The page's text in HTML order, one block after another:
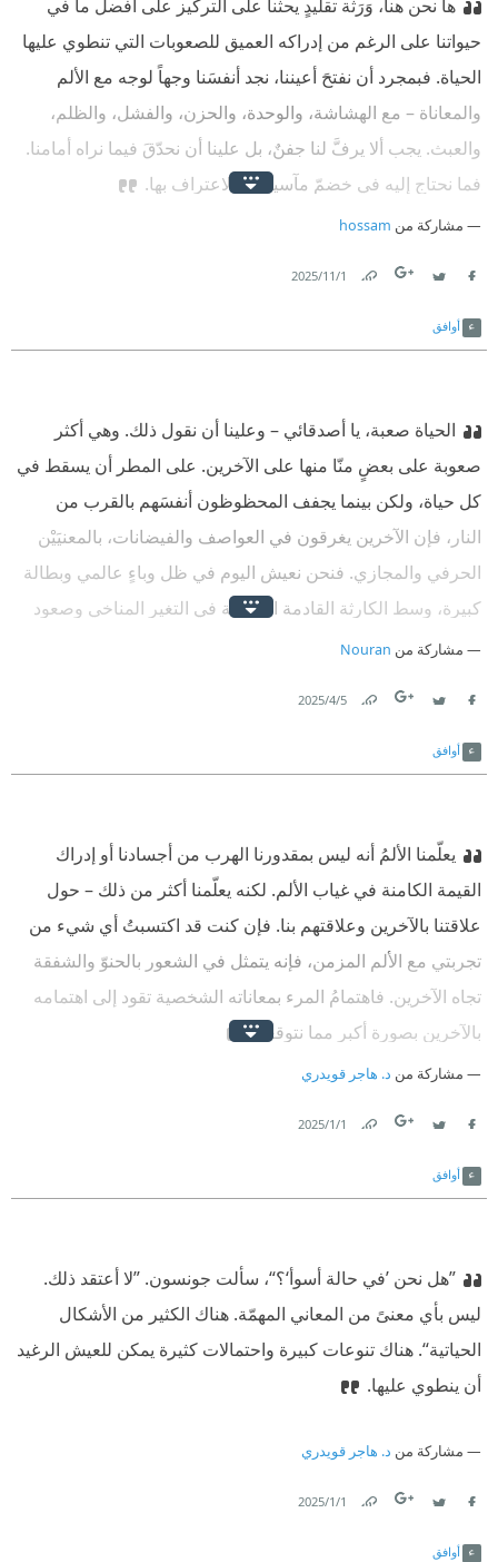
ها نحن هنا، وَرَثة تقليدٍ يحثنا على التركيز على أفضل ما في
حيواتنا على الرغم من إدراكه العميق للصعوبات التي تنطوي عليها
الحياة. فبمجرد أن نفتحَ أعيننا، نجد أنفسَنا وجهاً لوجه مع الألم
والمعاناة – مع الهشاشة، والوحدة، والحزن، والفشل، والظلم،
والعبث. يجب ألا يرفَّ لنا جفنٌ، بل علينا أن نحدّقَ فيما نراه أمامنا.
فما نحتاج إليه في خضمّ مآسينا هو الاعتراف بها.
مشاركة من hossam
1‏/11‏/2025
أوافق
الحياة صعبة، يا أصدقائي – وعلينا أن نقول ذلك. وهي أكثر
صعوبة على بعضٍ منّا منها على الآخرين. على المطر أن يسقط في
كل حياة، ولكن بينما يجفف المحظوظون أنفسَهم بالقرب من
النار، فإن الآخرين يغرقون في العواصف والفيضانات، بالمعنيَيْن
الحرفي والمجازي. فنحن نعيش اليوم في ظل وباءٍ عالمي وبطالة
كبيرة، وسط الكارثة القادمة المتمثلة في التغير المناخي وصعود
الفاشية الجديدة. وسوف تعصف هذه المصائبُ بالفقراء والضعفاء
مشاركة من Nouran
5‏/4‏/2025
أوافق
يعلّمنا الألمُ أنه ليس بمقدورنا الهرب من أجسادنا أو إدراك
القيمة الكامنة في غياب الألم. لكنه يعلّمنا أكثر من ذلك – حول
علاقتنا بالآخرين وعلاقتهم بنا. فإن كنت قد اكتسبتُ أي شيء من
تجربتي مع الألم المزمن، فإنه يتمثل في الشعور بالحنوّ والشفقة
تجاه الآخرين. فاهتمامُ المرء بمعاناته الشخصية تقود إلى اهتمامه
بالآخرين بصورة أكبر مما نتوقعه.
مشاركة من د. هاجر قويدري
1‏/1‏/2025
أوافق
”هل نحن ’في حالة أسوأ‘؟“، سألت جونسون. ”لا أعتقد ذلك.
ليس بأي معنىً من المعاني المهمّة. هناك الكثير من الأشكال
الحياتية“. هناك تنوعات كبيرة واحتمالات كثيرة يمكن للعيش الرغيد
أن ينطوي عليها.
مشاركة من د. هاجر قويدري
1‏/1‏/2025
أوافق